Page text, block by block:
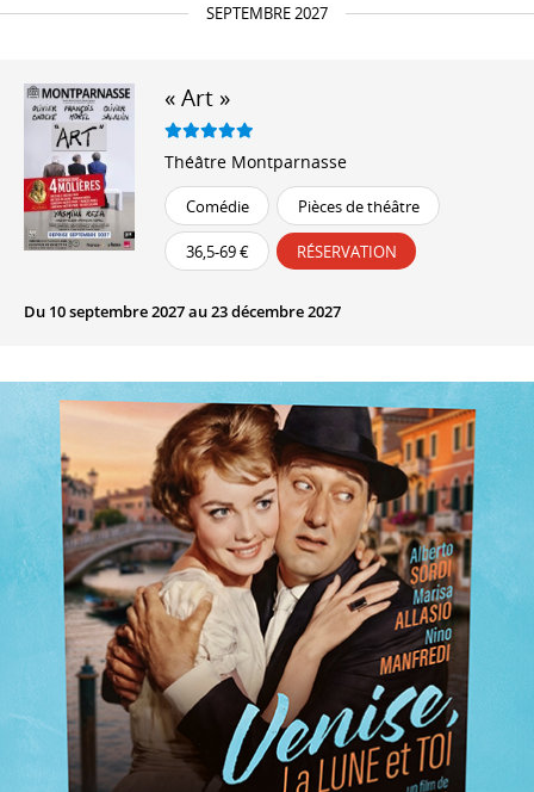
SEPTEMBRE 2027
« Art »
Théâtre Montparnasse
Comédie Pièces de théâtre
36,5-69 € RÉSERVATION
Du 10 septembre 2027 au 23 décembre 2027